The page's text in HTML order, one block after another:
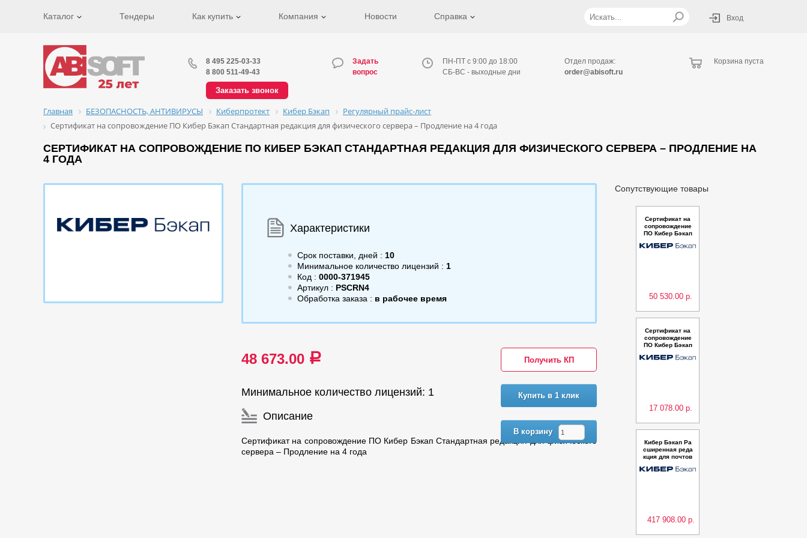
Каталог Тендеры Как купить Компания Новости Справка Вход
8 495 225-03-33
8 800 511-49-43
Заказать звонок
Задать
вопрос
ПН-ПТ с 9:00 до 18:00
СБ-ВС - выходные дни
Отдел продаж:
order@abisoft.ru
Корзина пуста
Главная БЕЗОПАСНОСТЬ, АНТИВИРУСЫ Киберпротект Кибер Бэкап
Регулярный прайс-лист
Сертификат на сопровождение ПО Кибер Бэкап Стандартная редакция для физического сервера – Продление на 4 года
СЕРТИФИКАТ НА СОПРОВОЖДЕНИЕ ПО КИБЕР БЭКАП СТАНДАРТНАЯ РЕДАКЦИЯ ДЛЯ ФИЗИЧЕСКОГО СЕРВЕРА – ПРОДЛЕНИЕ НА
4 ГОДА
Характеристики
Срок поставки, дней : 10
Минимальное количество лицензий : 1
Код : 0000-371945
Артикул : PSCRN4
Обработка заказа : в рабочее время
48 673.00 a Получить КП
Купить в 1 клик
В корзину
Минимальное количество лицензий: 1
Описание
Сертификат на сопровождение ПО Кибер Бэкап Стандартная редакция для физического
сервера – Продление на 4 года
Сопутствующие товары
Сертификат на
сопровождение
ПО Кибер Бэкап
дакция для плат
50 530.00 р.
Сертификат на
сопровождение
ПО Кибер Бэкап
дакция для СУБ
17 078.00 р.
Кибер Бэкап Ра
сширенная реда
кция для почтов
очтовых ящико
417 908.00 р.